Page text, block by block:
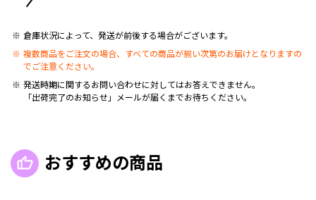
倉庫状況によって、発送が前後する場合がございます。
複数商品をご注文の場合、すべての商品が揃い次第のお届けとなりますの
でご注意ください。
発送時期に関するお問い合わせに対してはお答えできません。
「出荷完了のお知らせ」メールが届くまでお待ちください。
おすすめの商品